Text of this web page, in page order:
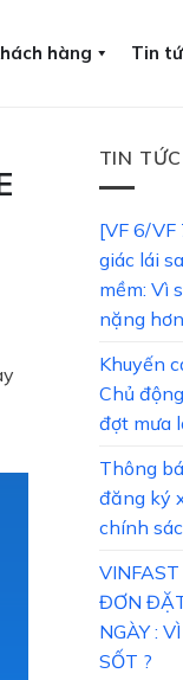
hàng Tin
TIN
[VF 6/
giác lái
mềm: Vì
nặng
Khuyến
Chủ
đợt mưa
Thông
đăng ký
chính
ĐƠN
NGÀY :
SỐT ?